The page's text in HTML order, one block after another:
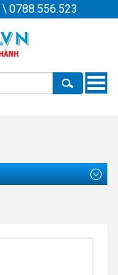
\ 0788.556.523
Toggle